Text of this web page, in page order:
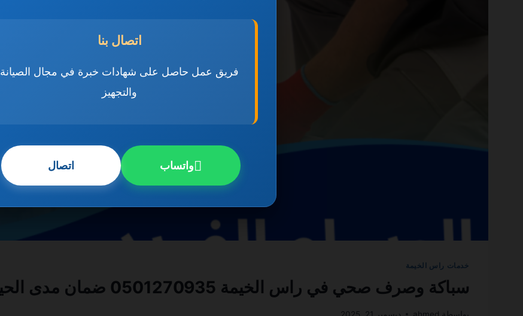
خدمات راس الخيمة
سباكة وصرف صحي في راس الخيمة 0501270935 ضمان مدى الحياة
اتصال بنا
فريق عمل حاصل على شهادات خبرة في مجال الصيانة
والتجهيز
واتساب اتصال